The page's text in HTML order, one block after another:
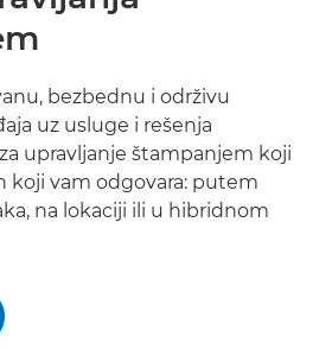
bezbednu i održivu
uz usluge i rešenja
upravljanje štampanjem koji
koji vam odgovara: putem
na lokaciji ili u hibridnom